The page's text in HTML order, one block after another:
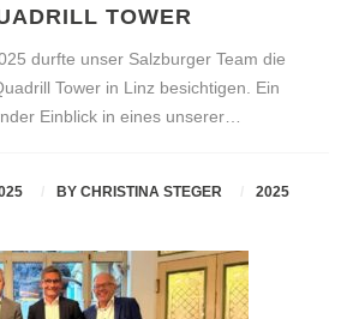
TOWER
durfte unser Salzburger Team die
Tower in Linz besichtigen. Ein
Einblick in eines unserer…
BYCHRISTINA STEGER 2025